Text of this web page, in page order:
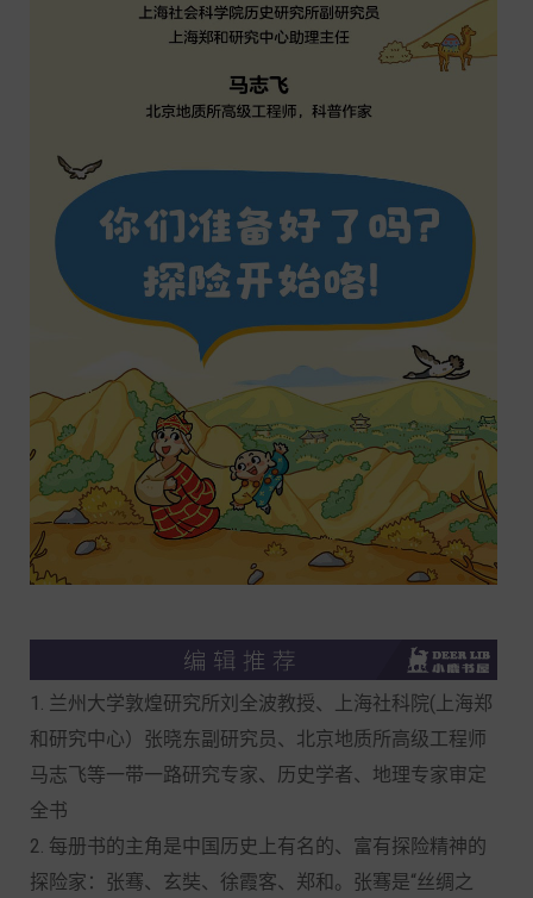
1. 兰州大学敦煌研究所刘全波教授、上海社科院(上海郑
和研究中心）张晓东副研究员、北京地质所高级工程师
马志飞等一带一路研究专家、历史学者、地理专家审定
全书
2. 每册书的主角是中国历史上有名的、富有探险精神的
探险家：张骞、玄奘、徐霞客、郑和。张骞是“丝绸之